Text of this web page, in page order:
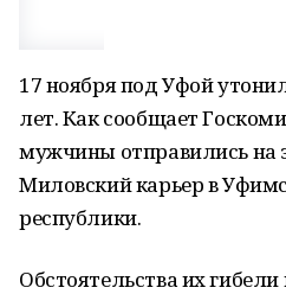
17 ноября под Уфой
лет. Как сообщает
мужчины отправились
Миловский карьер в
республики.
Обстоятельства их